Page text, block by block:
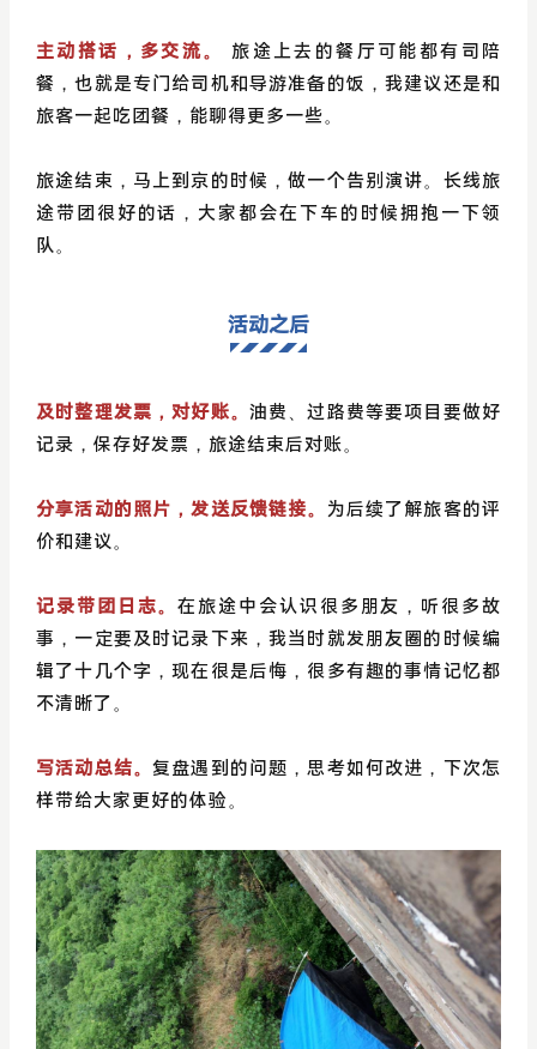
主动搭话，多交流。
旅途上去的餐厅可能都有司陪
餐，也就是专门给司机和导游准备的饭，我建议还是和
旅客一起吃团餐，能聊得更多一些。
旅途结束，马上到京的时候，做一个告别演讲。长线旅
途带团很好的话，大家都会在下车的时候拥抱一下领
队。
活动之后
及时整理发票，对好账。 油费、过路费等要项目要做好
记录，保存好发票，旅途结束后对账。
分享活动的照片，发送反馈链接。 为后续了解旅客的评
价和建议。
记录带团日志。在旅途中会认识很多朋友，听很多故
事，一定要及时记录下来，我当时就发朋友圈的时候编
辑了十几个字，现在很是后悔，很多有趣的事情记忆都
不清晰了。
写活动总结。复盘遇到的问题，思考如何改进，下次怎
样带给大家更好的体验。